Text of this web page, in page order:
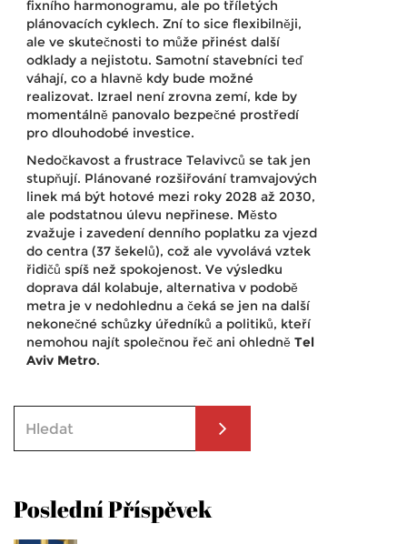
fixního harmonogramu, ale po tříletých
plánovacích cyklech. Zní to sice flexibilněji,
ale ve skutečnosti to může přinést další
odklady a nejistotu. Samotní stavebníci teď
váhají, co a hlavně kdy bude možné
realizovat. Izrael není zrovna zemí, kde by
momentálně panovalo bezpečné prostředí
pro dlouhodobé investice.
Nedočkavost a frustrace Telavivců se tak jen
stupňují. Plánované rozšiřování tramvajových
linek má být hotové mezi roky 2028 až 2030,
ale podstatnou úlevu nepřinese. Město
zvažuje i zavedení denního poplatku za vjezd
do centra (37 šekelů), což ale vyvolává vztek
řidičů spíš než spokojenost. Ve výsledku
doprava dál kolabuje, alternativa v podobě
metra je v nedohlednu a čeká se jen na další
nekonečné schůzky úředníků a politiků, kteří
nemohou najít společnou řeč ani ohledně Tel
Aviv Metro.
Poslední Příspěvek